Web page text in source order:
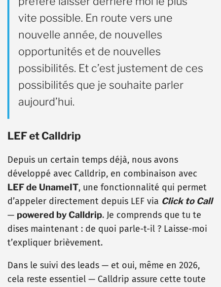
vite possible. En route vers une
nouvelle année, de nouvelles
opportunités et de nouvelles
possibilités. Et c’est justement de ces
possibilités que je souhaite parler
aujourd’hui.
LEF et Calldrip
Depuis un certain temps déjà, nous avons
développé avec Calldrip, en combinaison avec
LEF de UnameIT, une fonctionnalité qui permet
d’appeler directement depuis LEF via Click to Call
— powered by Calldrip. Je comprends que tu te
dises maintenant : de quoi parle-t-il ? Laisse-moi
t’expliquer brièvement.
Dans le suivi des leads — et oui, même en 2026,
cela reste essentiel — Calldrip assure cette toute